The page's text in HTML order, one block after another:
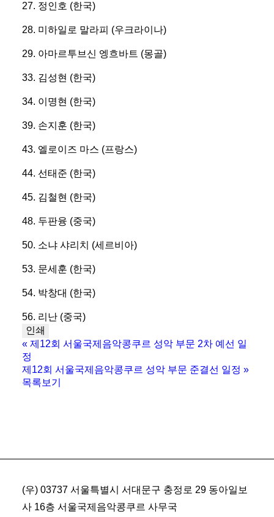
27. 정인호 (한국)
28. 미하일로 말라피 (우크라이나)
29. 아마르투브신 엥흐바트 (몽골)
33. 김성현 (한국)
34. 이명현 (한국)
39. 손지훈 (한국)
43. 엘로이즈 마스 (프랑스)
44. 선태준 (한국)
45. 김철현 (한국)
48. 두판융 (중국)
50. 소냐 샤리치 (세르비아)
53. 문세훈 (한국)
54. 박창대 (한국)
56. 리난 (중국)
인쇄
« 제12회 서울국제음악콩쿠르 성악 부문 2차 예선 일
정
제12회 서울국제음악콩쿠르 성악 부문 준결선 일정 »
목록보기
(우) 03737 서울특별시 서대문구 충정로 29 동아일보
사 16층 서울국제음악콩쿠르 사무국